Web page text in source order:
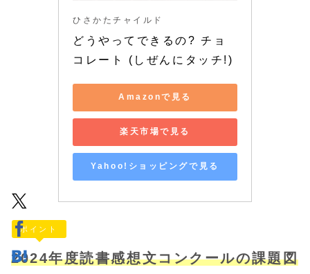
ひさかたチャイルド
どうやってできるの? チョ
コレート (しぜんにタッチ!)
Amazonで見る
楽天市場で見る
Yahoo!ショッピングで見る
ポイント
2024年度読書感想文コンクールの課題図